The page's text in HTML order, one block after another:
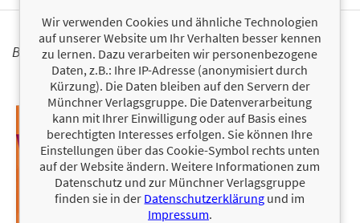
BÜCHER
Wir verwenden Cookies und ähnliche Technologien
auf unserer Website um Ihr Verhalten besser kennen
zu lernen. Dazu verarbeiten wir personenbezogene
Daten, z.B.: Ihre IP-Adresse (anonymisiert durch
Kürzung). Die Daten bleiben auf den Servern der
Münchner Verlagsgruppe. Die Datenverarbeitung
kann mit Ihrer Einwilligung oder auf Basis eines
berechtigten Interesses erfolgen. Sie können Ihre
Einstellungen über das Cookie-Symbol rechts unten
auf der Website ändern. Weitere Informationen zum
Datenschutz und zur Münchner Verlagsgruppe
finden sie in der Datenschutzerklärung und im
Impressum.